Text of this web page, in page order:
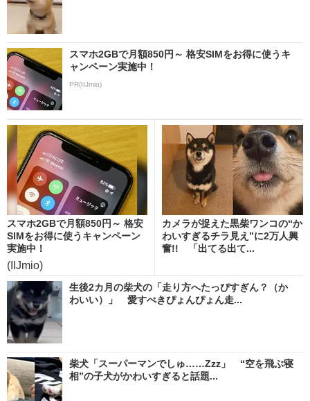
スマホ2GBで月額850円～ 格安SIMをお得に使うキ
ャンペーン実施中！
PR(IIJmio)
スマホ2GBで月額850円～ 格安
SIMをお得に使うキャンペーン
実施中！
(IIJmio)
カメラが捉えた黒柴ワンコの“か
わいすぎるチラ見え”に2万人興
奮!! 「出てる出て...
生後2カ月の柴犬の「走り方へたっぴすぎん？（か
わいい）」 愛すべきぴょんぴょん走...
柴犬「スーパーマンでしゅ……Zzz」 “空を飛ぶ寝
相”の子犬がかわいすぎると話題...